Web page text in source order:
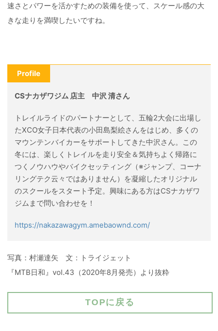
速さとパワーを活かすための装備を使って、スケール感の大
きな走りを満喫したいですね。
Profile
CSナカザワジム 店主 中沢 清さん
トレイルライドのパートナーとして、五輪2大会に出場し
たXCO女子日本代表の小田島梨絵さんをはじめ、多くの
マウンテンバイカーをサポートしてきた中沢さん。この
冬には、楽しくトレイルを走り安全＆気持ちよく帰路に
つくノウハウやバイクセッティング（※ジャンプ、コーナ
リングテク云々ではありません）を凝縮したオリジナル
のスクールをスタート予定。興味にある方はCSナカザワ
ジムまで問い合わせを！
https://nakazawagym.amebaownd.com/
写真：村瀬達矢 文：トライジェット
『MTB日和』vol.43（2020年8月発売）より抜粋
TOPに戻る